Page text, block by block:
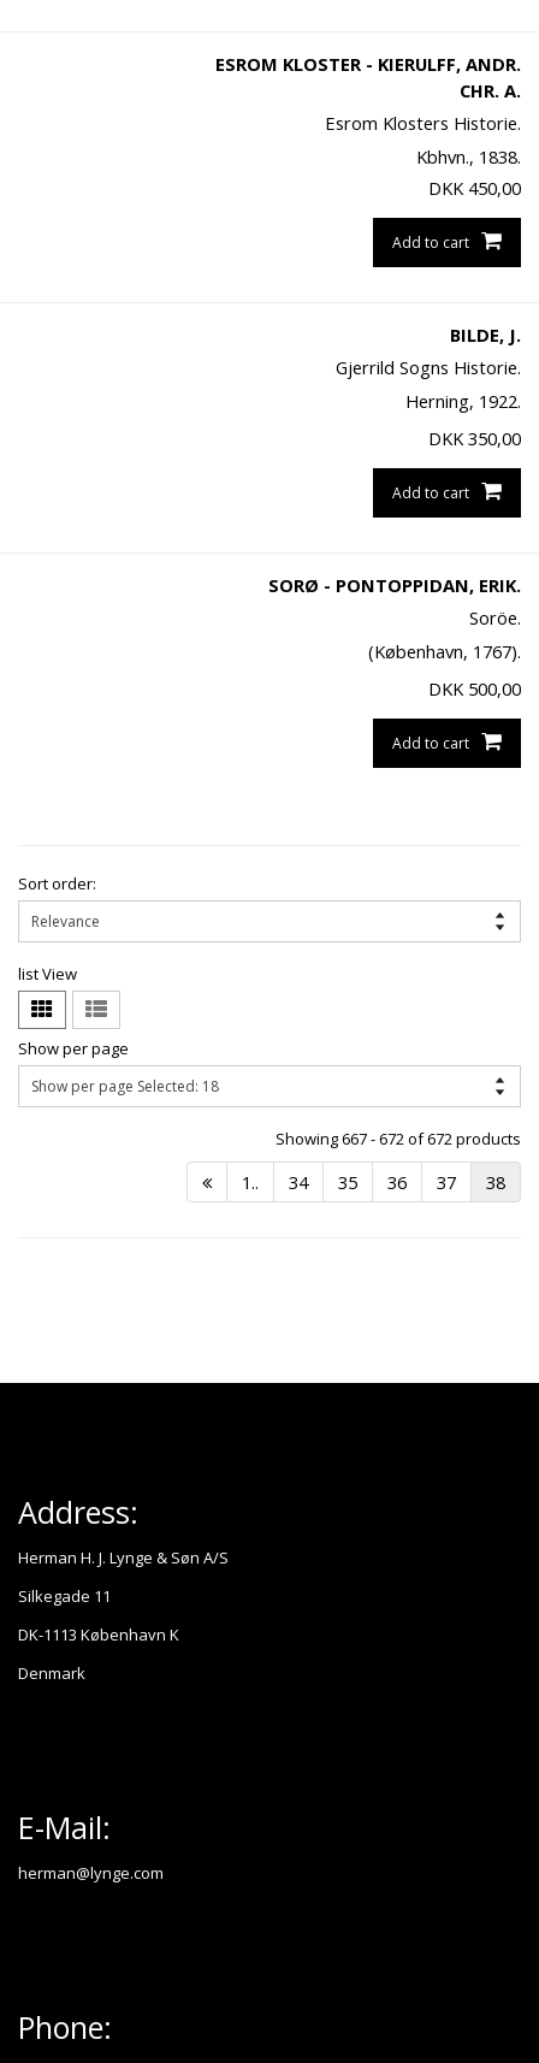
ESROM KLOSTER - KIERULFF, ANDR.
CHR. A.
Esrom Klosters Historie.
Kbhvn., 1838.
DKK 450,00
Add to cart
BILDE, J.
Gjerrild Sogns Historie.
Herning, 1922.
DKK 350,00
Add to cart
SORØ - PONTOPPIDAN, ERIK.
Soröe.
(København, 1767).
DKK 500,00
Add to cart
Sort order:
list View
Show per page
Showing 667 - 672 of 672 products
1.. 34 35 36 37 38
Address:
Herman H. J. Lynge & Søn A/S
Silkegade 11
DK-1113 København K
Denmark
E-Mail:
herman@lynge.com
Phone: